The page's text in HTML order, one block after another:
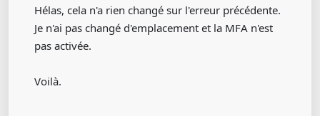
Hélas, cela n'a rien changé sur l'erreur précédente.
Je n'ai pas changé d'emplacement et la MFA n'est
pas activée.
Voilà.